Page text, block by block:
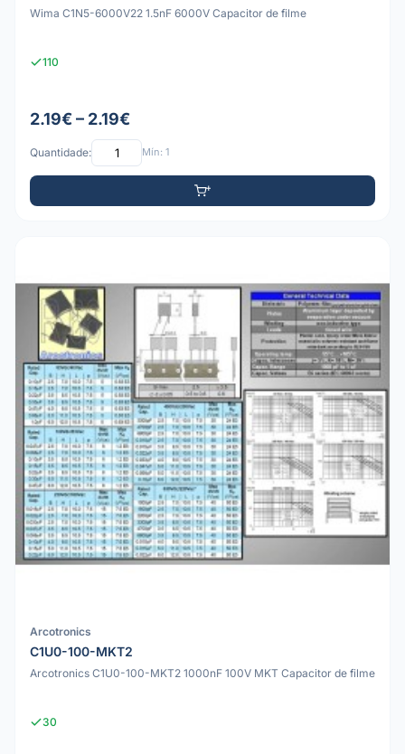
Wima C1N5-6000V22 1.5nF 6000V Capacitor de filme
110
2.19€ – 2.19€
Quantidade: Mín: 1
Arcotronics
C1U0-100-MKT2
Arcotronics C1U0-100-MKT2 1000nF 100V MKT Capacitor de filme
30